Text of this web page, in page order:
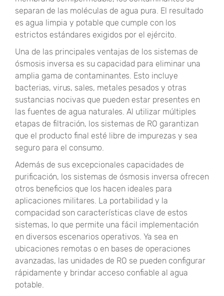
separan de las moléculas de agua pura. El resultado
es agua limpia y potable que cumple con los
estrictos estándares exigidos por el ejército.
Una de las principales ventajas de los sistemas de
ósmosis inversa es su capacidad para eliminar una
amplia gama de contaminantes. Esto incluye
bacterias, virus, sales, metales pesados ​​y otras
sustancias nocivas que pueden estar presentes en
las fuentes de agua naturales. Al utilizar múltiples
etapas de filtración, los sistemas de RO garantizan
que el producto final esté libre de impurezas y sea
seguro para el consumo.
Además de sus excepcionales capacidades de
purificación, los sistemas de ósmosis inversa ofrecen
otros beneficios que los hacen ideales para
aplicaciones militares. La portabilidad y la
compacidad son características clave de estos
sistemas, lo que permite una fácil implementación
en diversos escenarios operativos. Ya sea en
ubicaciones remotas o en bases de operaciones
avanzadas, las unidades de RO se pueden configurar
rápidamente y brindar acceso confiable al agua
potable.